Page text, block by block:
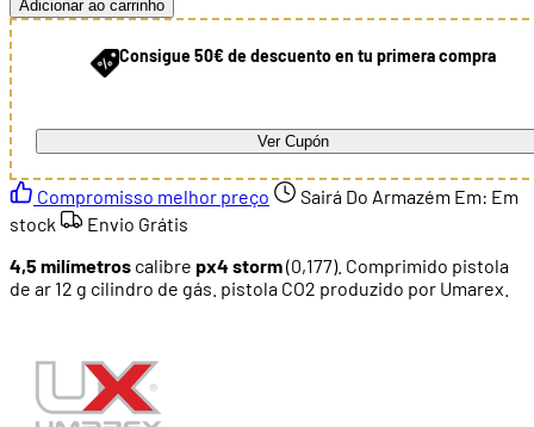
Adicionar ao carrinho
Consigue 50€ de descuento en tu primera compra
Ver Cupón
Compromisso melhor preço Sairá Do Armazém Em: Em
stock
Envio Grátis
4,5 milímetros calibre px4 storm(0,177). Comprimido pistola
de ar 12 g cilindro de gás. pistola CO2 produzido por Umarex.